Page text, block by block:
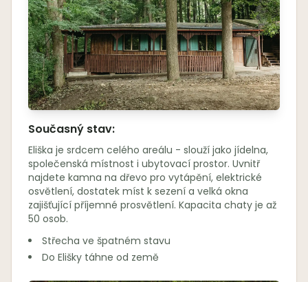
Současný stav:
Eliška je srdcem celého areálu - slouží jako jídelna,
společenská místnost i ubytovací prostor. Uvnitř
najdete kamna na dřevo pro vytápění, elektrické
osvětlení, dostatek míst k sezení a velká okna
zajišťující příjemné prosvětlení. Kapacita chaty je až
50 osob.
Střecha ve špatném stavu
Do Elišky táhne od země